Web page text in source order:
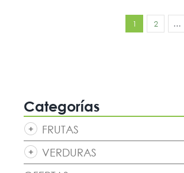
1 2 …
Categorías
FRUTAS
VERDURAS